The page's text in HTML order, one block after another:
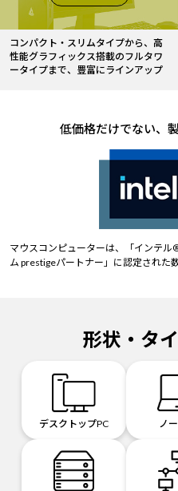
コンパクト・スリムタイプから、高
性能グラフィックス搭載のフルタワ
ータイプまで、豊富にラインアップ
低価格だけでない、
マウスコンピューターは、「インテ
ム prestigeパートナー」に認定された
形状・タ
デスクトップPC ノ